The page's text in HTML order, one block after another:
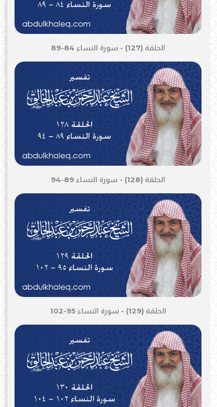
الحلقة (127) - سورة النساء 84-89
الحلقة (128) - سورة النساء 89-94
الحلقة (129) - سورة النساء 95-102